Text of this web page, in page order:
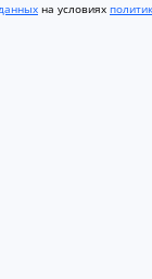
на условиях